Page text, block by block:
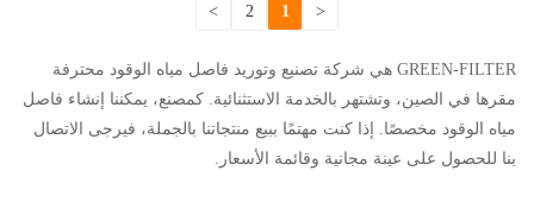
<
1
2
>
GREEN-FILTER هي شركة تصنيع وتوريد فاصل مياه الوقود محترفة
مقرها في الصين، وتشتهر بالخدمة الاستثنائية. كمصنع، يمكننا إنشاء فاصل
مياه الوقود مخصصًا. إذا كنت مهتمًا ببيع منتجاتنا بالجملة، فيرجى الاتصال
بنا للحصول على عينة مجانية وقائمة الأسعار.